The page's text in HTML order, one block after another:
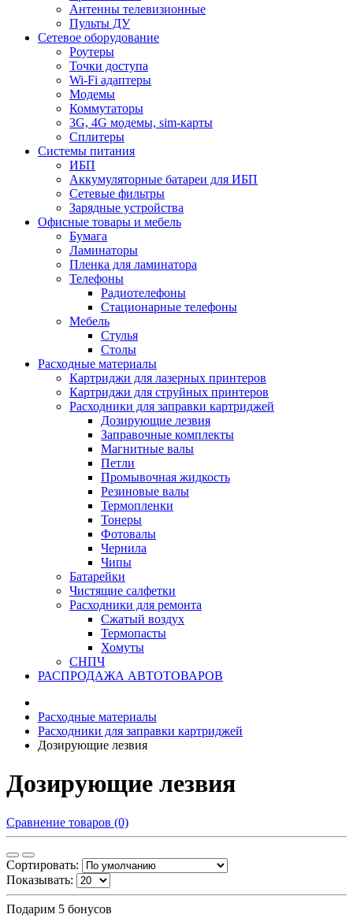
Антенны телевизионные
Пульты ДУ
Сетевое оборудование
Роутеры
Точки доступа
Wi-Fi адаптеры
Модемы
Коммутаторы
3G, 4G модемы, sim-карты
Сплитеры
Системы питания
ИБП
Аккумуляторные батареи для ИБП
Сетевые фильтры
Зарядные устройства
Офисные товары и мебель
Бумага
Ламинаторы
Пленка для ламинатора
Телефоны
Радиотелефоны
Стационарные телефоны
Мебель
Стулья
Столы
Расходные материалы
Картриджи для лазерных принтеров
Картриджи для струйных принтеров
Расходники для заправки картриджей
Дозирующие лезвия
Заправочные комплекты
Магнитные валы
Петли
Промывочная жидкость
Резиновые валы
Термопленки
Тонеры
Фотовалы
Чернила
Чипы
Батарейки
Чистящие салфетки
Расходники для ремонта
Сжатый воздух
Термопасты
Хомуты
СНПЧ
РАСПРОДАЖА АВТОТОВАРОВ
Расходные материалы
Расходники для заправки картриджей
Дозирующие лезвия
Дозирующие лезвия
Сравнение товаров (0)
Сортировать:
Показывать:
Подарим 5 бонусов